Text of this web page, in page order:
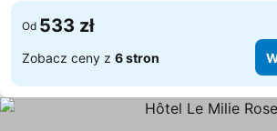
Od 533 zł
Zobacz ceny z 6 stron